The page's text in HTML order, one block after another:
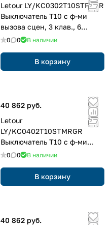
Letour LY/KC0302T10STPSGR
Выключатель Т10 с ф-ми
вызова сцен, 3 клав., 6
кнопок, пластик, квадр.,
0 0 В наличии
В корзину
40 862 руб.
Letour
LY/KC0402T10STMRGR
Выключатель Т10 с ф-ми
вызова сцен, 4 клав., 8
0 0 В наличии
В корзину
40 862 руб.